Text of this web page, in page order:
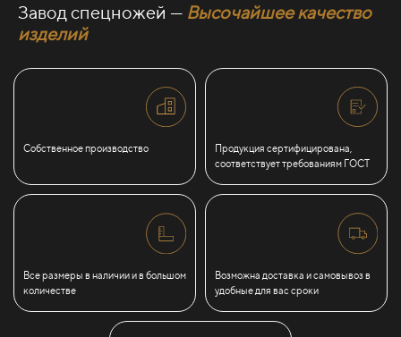
Завод спецножей — Высочайшее качество
изделий
Собственное производство
Продукция сертифицирована,
соответствует требованиям ГОСТ
Все размеры в наличии и в большом
количестве
Возможна доставка и самовывоз в
удобные для вас сроки